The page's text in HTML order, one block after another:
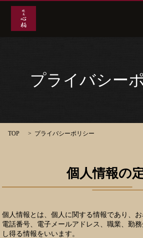
プライバシー
TOP プライバシーポリシー
個人情報の
個人情報とは、個人に関する情報であり、お
電話番号、電子メールアドレス、職業、勤
し得る情報をいいます。